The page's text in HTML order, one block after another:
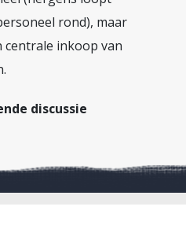
rond), maar
centrale inkoop van
discussie